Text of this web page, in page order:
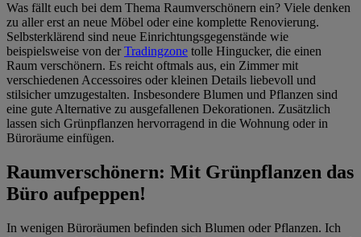
Was fällt euch bei dem Thema Raumverschönern ein? Viele denken
zu aller erst an neue Möbel oder eine komplette Renovierung.
Selbsterklärend sind neue Einrichtungsgegenstände wie
beispielsweise von der Tradingzone tolle Hingucker, die einen
Raum verschönern. Es reicht oftmals aus, ein Zimmer mit
verschiedenen Accessoires oder kleinen Details liebevoll und
stilsicher umzugestalten. Insbesondere Blumen und Pflanzen sind
eine gute Alternative zu ausgefallenen Dekorationen. Zusätzlich
lassen sich Grünpflanzen hervorragend in die Wohnung oder in
Büroräume einfügen.
Raumverschönern: Mit Grünpflanzen das
Büro aufpeppen!
In wenigen Büroräumen befinden sich Blumen oder Pflanzen. Ich